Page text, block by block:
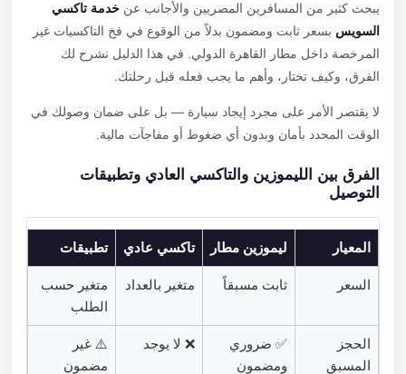
يبحث كثير من المسافرين المصريين والأجانب عنخدمة تاكسي
السويسبسعر ثابت ومضمون بدلاً من الوقوع في فخ التاكسيات غير
المرخصة داخل مطار القاهرة الدولي. في هذا الدليل نشرح لك
الفرق، وكيف تختار، وأهم ما يجب فعله قبل رحلتك.
لا يقتصر الأمر على مجرد إيجاد سيارة — بل على ضمان وصولك في
الوقت المحدد بأمان وبدون أي ضغوط أو مفاجآت مالية.
الفرق بين الليموزين والتاكسي العادي وتطبيقات
التوصيل
المعيار ليموزين مطار تاكسي عادي تطبيقات
السعر ثابت مسبقاً متغير بالعداد
متغير حسب
الطلب
الحجز
المسبق
✅ ضروري
ومضمون
❌ لا يوجد
⚠️ غير
مضمون